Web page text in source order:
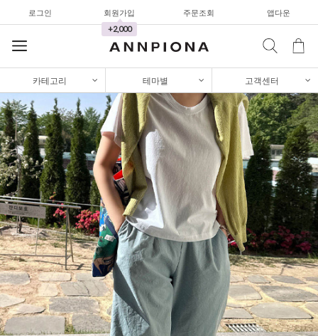
로그인
회원가입
+2,000
주문조회 앱다운
셔츠&블라우스
가디건/니트
와이드팬츠
한정세일
셔츠&블라우스
가디건/니트
와이드팬츠
한정세일
카테고리 테마별 고객센터